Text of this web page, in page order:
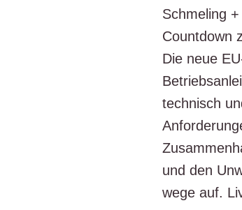
Schme­ling
Count­down
Die neue
tech­nisch
und den
we­ge auf.